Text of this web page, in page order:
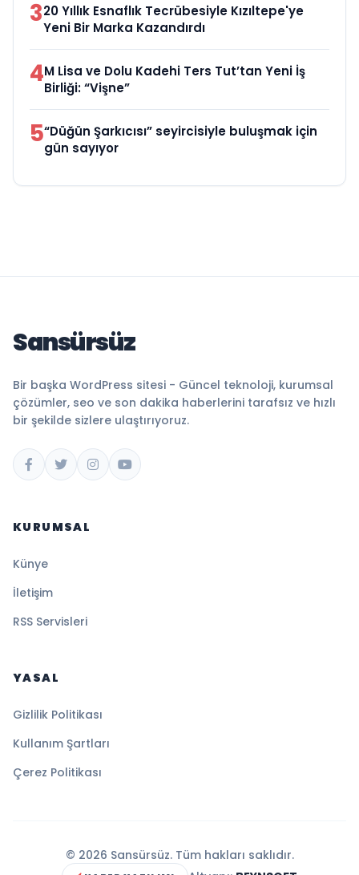
320 Yıllık Esnaflık Tecrübesiyle Kızıltepe'ye
Yeni Bir Marka Kazandırdı
4M Lisa ve Dolu Kadehi Ters Tut’tan Yeni İş
Birliği: “Vişne”
5“Düğün Şarkıcısı” seyircisiyle buluşmak için
gün sayıyor
Sansürsüz
Bir başka WordPress sitesi - Güncel teknoloji, kurumsal
çözümler, seo ve son dakika haberlerini tarafsız ve hızlı
bir şekilde sizlere ulaştırıyoruz.
KURUMSAL
Künye
İletişim
RSS Servisleri
YASAL
Gizlilik Politikası
Kullanım Şartları
Çerez Politikası
© 2026 Sansürsüz. Tüm hakları saklıdır.